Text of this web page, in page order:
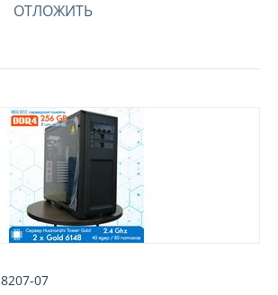
ОТЛОЖИТЬ
8207-07